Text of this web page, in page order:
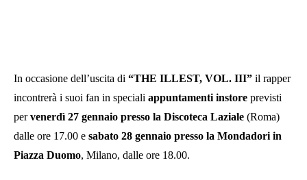
In occasione dell’uscita di “THE ILLEST, VOL. III” il rapper
incontrerà i suoi fan in speciali appuntamenti instore previsti
pervenerdì 27 gennaio presso la Discoteca Laziale (Roma)
dalle ore 17.00 e sabato 28 gennaio presso la Mondadori in
Piazza Duomo, Milano, dalle ore 18.00.